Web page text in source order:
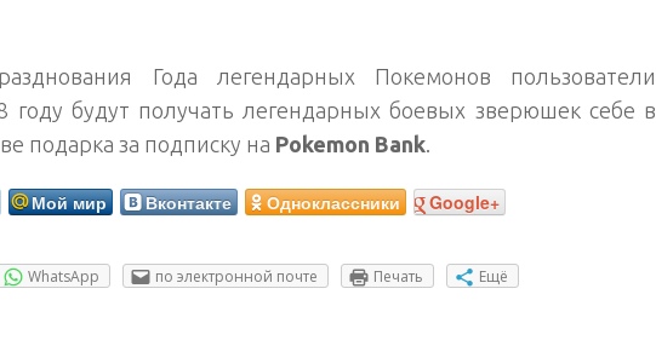
Года легендарных Покемонов пользователи
году будут получать легендарных боевых зверюшек себе в
подарка за подписку на Pokemon Bank
Мой мир Вконтакте Одноклассники Google+
WhatsApp по электронной почте Печать Ещё